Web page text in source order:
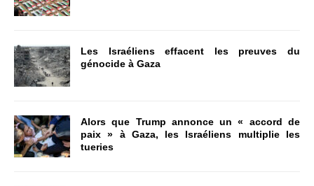
Les Israéliens effacent les preuves du
génocide à Gaza
Alors que Trump annonce un « accord de
paix » à Gaza, les Israéliens multiplie les
tueries